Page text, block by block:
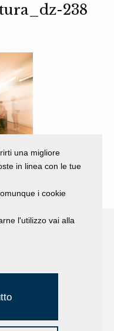
238
una migliore
in linea con le tue
i cookie
l'utilizzo vai alla